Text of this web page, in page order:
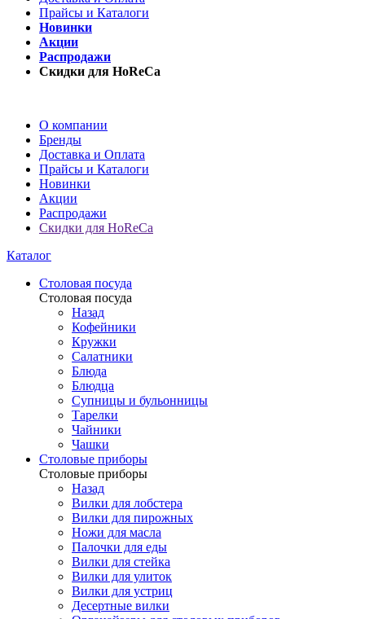
Прайсы и Каталоги
Новинки
Акции
Распродажи
Скидки для HoReCa
О компании
Бренды
Доставка и Оплата
Прайсы и Каталоги
Новинки
Акции
Распродажи
Скидки для HoReCa
Каталог
Столовая посуда
Столовая посуда
Назад
Кофейники
Кружки
Салатники
Блюда
Блюдца
Супницы и бульонницы
Тарелки
Чайники
Чашки
Cтоловые приборы
Cтоловые приборы
Назад
Вилки для лобстера
Вилки для пирожных
Ножи для масла
Палочки для еды
Вилки для стейка
Вилки для улиток
Вилки для устриц
Десертные вилки